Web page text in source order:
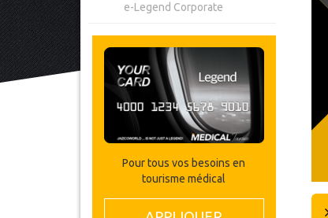
e-Legend Corporate
Pour tous vos besoins en
tourisme médical